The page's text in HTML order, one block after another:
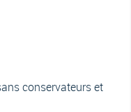
conservateurs et